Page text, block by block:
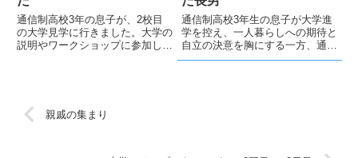
通信制高校3年の息子が、2校目
の大学見学に行きました。大学の
説明やワークショップに参加し、
通信制高校3年生の息子が大学進
学を控え、一人暮らしへの期待と
自立の決意を胸にする一方、通信
制高校に対する世間の偏見を気に
親戚の集まり